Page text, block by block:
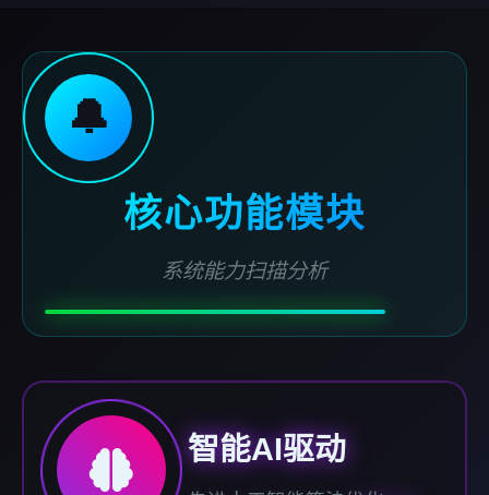
🔔
核心功能模块
系统能力扫描分析
智能AI驱动